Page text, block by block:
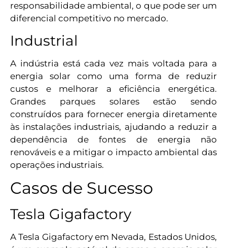
responsabilidade ambiental, o que pode ser um
diferencial competitivo no mercado.
Industrial
A indústria está cada vez mais voltada para a
energia solar como uma forma de reduzir
custos e melhorar a eficiência energética.
Grandes parques solares estão sendo
construídos para fornecer energia diretamente
às instalações industriais, ajudando a reduzir a
dependência de fontes de energia não
renováveis e a mitigar o impacto ambiental das
operações industriais.
Casos de Sucesso
Tesla Gigafactory
A Tesla Gigafactory em Nevada, Estados Unidos,